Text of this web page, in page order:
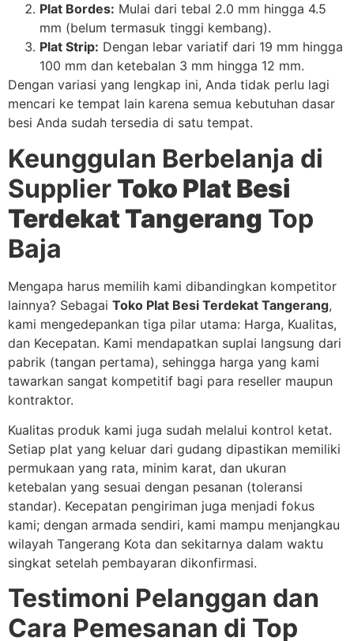
Plat Bordes: Mulai dari tebal 2.0 mm hingga 4.5
mm (belum termasuk tinggi kembang).
Plat Strip: Dengan lebar variatif dari 19 mm hingga
100 mm dan ketebalan 3 mm hingga 12 mm.
Dengan variasi yang lengkap ini, Anda tidak perlu lagi
mencari ke tempat lain karena semua kebutuhan dasar
besi Anda sudah tersedia di satu tempat.
Keunggulan Berbelanja di
SupplierToko Plat Besi
Terdekat Tangerang Top
Baja
Mengapa harus memilih kami dibandingkan kompetitor
lainnya? Sebagai Toko Plat Besi Terdekat Tangerang,
kami mengedepankan tiga pilar utama: Harga, Kualitas,
dan Kecepatan. Kami mendapatkan suplai langsung dari
pabrik (tangan pertama), sehingga harga yang kami
tawarkan sangat kompetitif bagi para reseller maupun
kontraktor.
Kualitas produk kami juga sudah melalui kontrol ketat.
Setiap plat yang keluar dari gudang dipastikan memiliki
permukaan yang rata, minim karat, dan ukuran
ketebalan yang sesuai dengan pesanan (toleransi
standar). Kecepatan pengiriman juga menjadi fokus
kami; dengan armada sendiri, kami mampu menjangkau
wilayah Tangerang Kota dan sekitarnya dalam waktu
singkat setelah pembayaran dikonfirmasi.
Testimoni Pelanggan dan
Cara Pemesanan di Top